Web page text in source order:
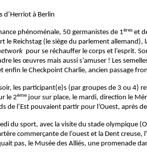
d’Herriot à Berlin
phénoménale, 50 germanistes de 1ères et
le Reichstag (le siège du parlement
pour se réchauffer le corps et l’esprit.
les œuvres mais aussi s’amuser ! Les
enfin le Checkpoint Charlie, ancien passage
les participant(e)s (par groupes de 3 ou 4)
le 2ème jour sur place, le mardi, direction le
de l’Est pouvaient partir pour l’Ouest, après
du sport, avec la visite du stade olympique
commerçante de l’ouest et la Dent
pas, le Musée des Alliés, une promenade